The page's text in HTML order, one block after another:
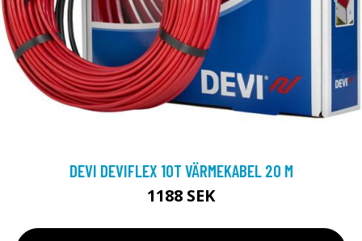
DEVI DEVIFLEX 10T VÄRMEKABEL 20 M
1188 SEK